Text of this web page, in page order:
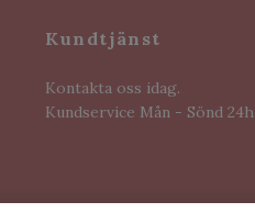
Kundtjänst
Kontakta oss idag.
Kundservice Mån - Sönd 24h